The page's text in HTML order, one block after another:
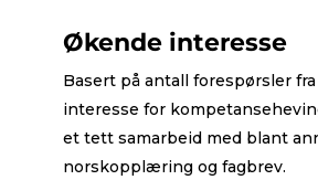
Økende interesse
Basert på antall forespørsler
interesse for
et tett samarbeid med blant
norskopplæring og fagbrev.